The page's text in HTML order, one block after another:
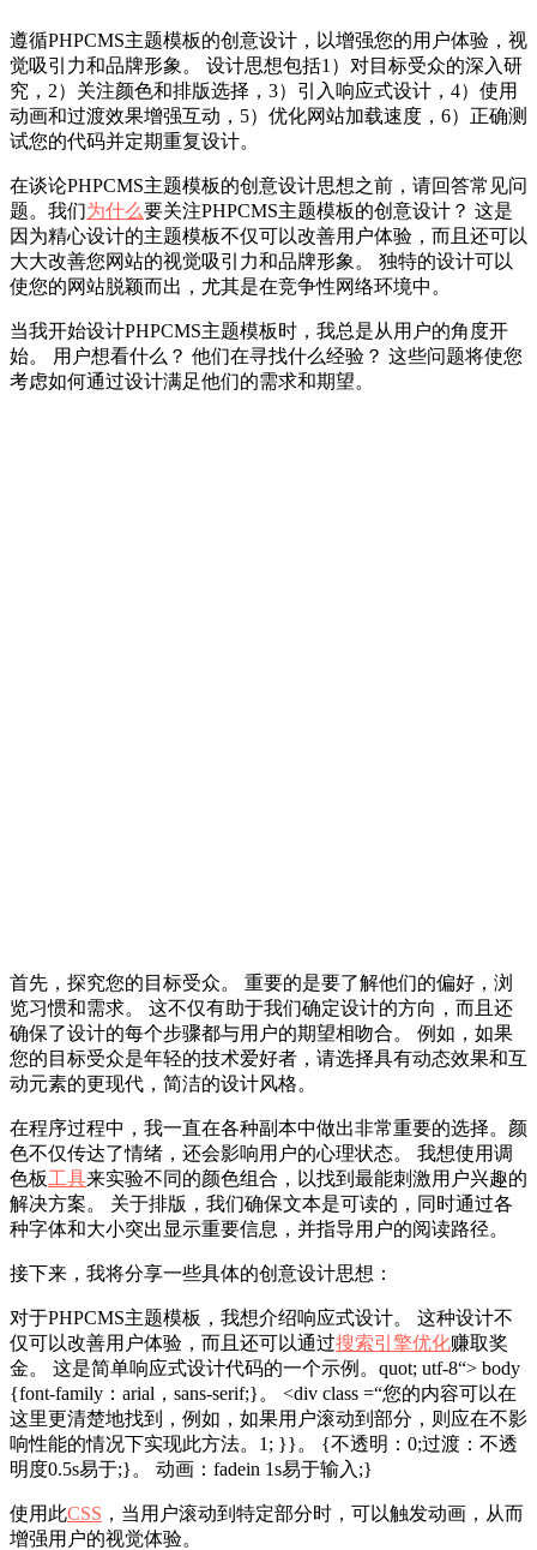
遵循PHPCMS主题模板的创意设计，以增强您的用户体验，视
觉吸引力和品牌形象。 设计思想包括1）对目标受众的深入研
究，2）关注颜色和排版选择，3）引入响应式设计，4）使用
动画和过渡效果增强互动，5）优化网站加载速度，6）正确测
试您的代码并定期重复设计。
在谈论PHPCMS主题模板的创意设计思想之前，请回答常见问
题。我们为什么要关注PHPCMS主题模板的创意设计？ 这是
因为精心设计的主题模板不仅可以改善用户体验，而且还可以
大大改善您网站的视觉吸引力和品牌形象。 独特的设计可以
使您的网站脱颖而出，尤其是在竞争性网络环境中。
当我开始设计PHPCMS主题模板时，我总是从用户的角度开
始。 用户想看什么？ 他们在寻找什么经验？ 这些问题将使您
考虑如何通过设计满足他们的需求和期望。
首先，探究您的目标受众。 重要的是要了解他们的偏好，浏
览习惯和需求。 这不仅有助于我们确定设计的方向，而且还
确保了设计的每个步骤都与用户的期望相吻合。 例如，如果
您的目标受众是年轻的技术爱好者，请选择具有动态效果和互
动元素的更现代，简洁的设计风格。
在程序过程中，我一直在各种副本中做出非常重要的选择。颜
色不仅传达了情绪，还会影响用户的心理状态。 我想使用调
色板工具来实验不同的颜色组合，以找到最能刺激用户兴趣的
解决方案。 关于排版，我们确保文本是可读的，同时通过各
种字体和大小突出显示重要信息，并指导用户的阅读路径。
接下来，我将分享一些具体的创意设计思想：
对于PHPCMS主题模板，我想介绍响应式设计。 这种设计不
仅可以改善用户体验，而且还可以通过搜索引擎优化赚取奖
金。 这是简单响应式设计代码的一个示例。quot; utf-8“> body
{font-family：arial，sans-serif;}。 <div class =“您的内容可以在
这里更清楚地找到，例如，如果用户滚动到部分，则应在不影
响性能的情况下实现此方法。1; }}。 {不透明：0;过渡：不透
明度0.5s易于;}。 动画：fadein 1s易于输入;}
使用此CSS ，当用户滚动到特定部分时，可以触发动画，从而
增强用户的视觉体验。